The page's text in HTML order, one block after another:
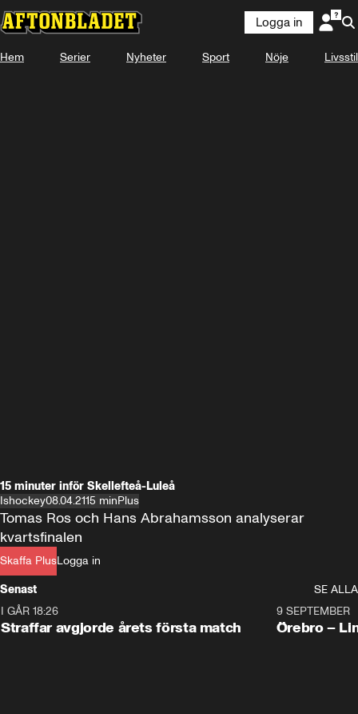
Logga in
Hem Serier Nyheter Sport Nöje Livsstil
15 minuter inför Skellefteå-Luleå
Ishockey08.04.2115 minPlus
Skaffa PlusLogga in
Tomas Ros och Hans Abrahamsson analyserar
kvartsfinalen
Senast
SE ALLA
I GÅR 18:26
Straffar avgjorde årets första match
Plus
9 SEPTEMBER
Örebro –